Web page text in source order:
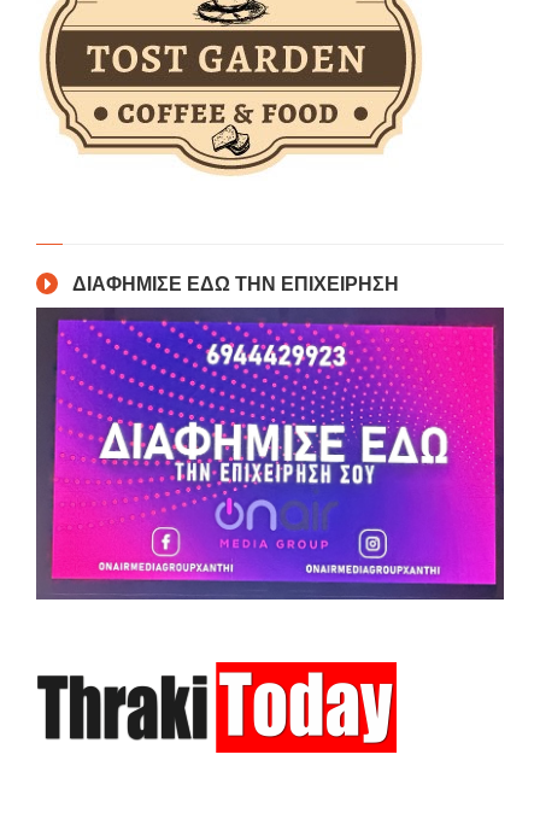
ΔΙΑΦΗΜΙΣΕ ΕΔΩ ΤΗΝ ΕΠΙΧΕΙΡΗΣΗ